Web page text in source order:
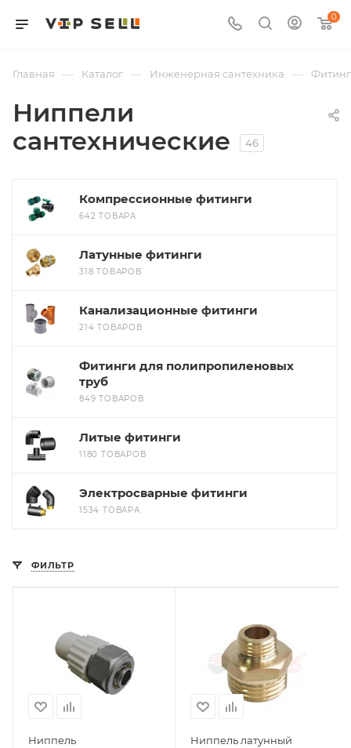
0
Главная — Каталог — Инженерная сантехника —
Ниппели
сантехнические
46
Компрессионные фитинги
642 ТОВАРА
Латунные фитинги
318 ТОВАРОВ
Канализационные фитинги
214 ТОВАРОВ
Фитинги для полипропиленовых
труб
849 ТОВАРОВ
Литые фитинги
1180 ТОВАРОВ
Электросварные фитинги
1534 ТОВАРА
ФИЛЬТР
Ниппель
Ниппель латунный